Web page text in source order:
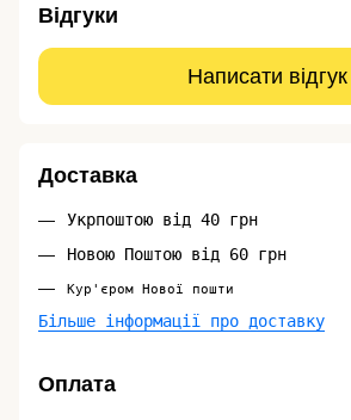
Відгуки
Написати відгук
Доставка
Укрпоштою від 40 грн
Новою Поштою від 60 грн
Кур'єром Нової пошти
Більше інформації про доставку
Оплата